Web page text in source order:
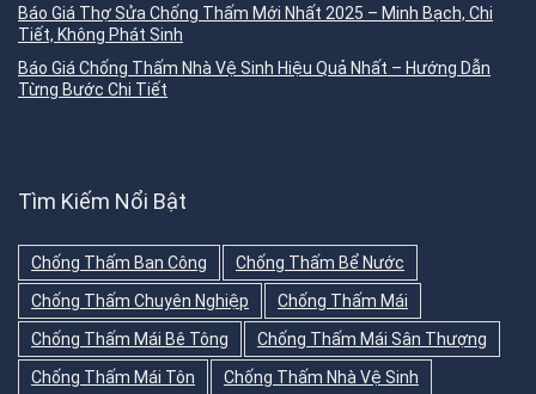
Báo Giá Thợ Sửa Chống Thấm Mới Nhất 2025 – Minh Bạch, Chi
Tiết, Không Phát Sinh
Báo Giá Chống Thấm Nhà Vệ Sinh Hiệu Quả Nhất – Hướng Dẫn
Từng Bước Chi Tiết
Tìm Kiếm Nổi Bật
Chống Thấm Ban Công
Chống Thấm Bể Nước
Chống Thấm Chuyên Nghiệp
Chống Thấm Mái
Chống Thấm Mái Bê Tông
Chống Thấm Mái Sân Thượng
Chống Thấm Mái Tôn
Chống Thấm Nhà Vệ Sinh